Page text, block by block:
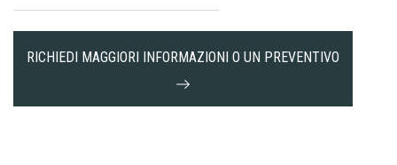
RICHIEDI MAGGIORI INFORMAZIONI O UN PREVENTIVO